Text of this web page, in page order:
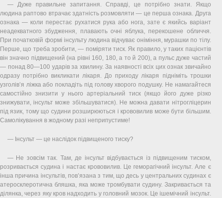
— Дуже правильне запитання. Справді, це потрібно знати. Якщо
людина раптово втрачає здатність розмовляти — це перша ознака. Друга
ознака — коли перестає рухатися рука або нога, зате є якийсь варіант
неадекватного збудження, плавають очні яблука, перекошене обличчя.
При початковій формі інсульту людина відчуває оніміння, мурашки по тілу.
Перше, що треба зробити, — поміряти тиск. Як правило, у таких пацієнтів
він значно підвищений (на рівні 160, 180, а то й 200), а пульс дуже частий
— понад 80—100 ударів за хвилину. За наявності всіх цих ознак звичайно
одразу потрібно викликати лікаря. До приходу лікаря підніміть трошки
узголів’я ліжка або покладіть під голову хворого подушку. Не намагайтеся
самостійно знизити у нього артеріальний тиск (якщо його дуже різко
знижувати, інсульт може збільшуватися). Не можна давати нітрогліцерин
під язик, тому що судини розширюються і крововилив може бути більшим.
Самолікування в жодному разі неприпустиме!
— Інсульт — це наслідок підвищеного тиску?
— Не зовсім так. Там, де інсульт відбувається із підвищеним тиском,
розривається судина і настає крововилив. Це геморагічний інсульт. Але є
інша причина інсультів, пов’язана з тим, що десь у центральних судинах є
атеросклеротична бляшка, яка може тромбувати судину. Закривається та
ділянка, через яку кров надходить у головний мозок. Це ішемічний інсульт.